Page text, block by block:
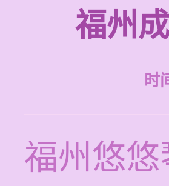
福州
时
福州悠